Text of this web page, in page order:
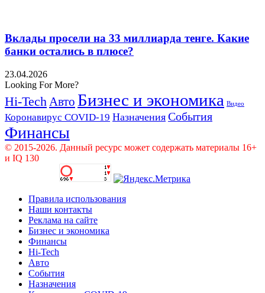
Вклады просели на 33 миллиарда тенге. Какие
банки остались в плюсе?
23.04.2026
Looking For More?
Hi-Tech Авто Бизнес и экономика Видео
Коронавирус COVID-19 Назначения События
Финансы
© 2015-2026. Данный ресурс может содержать материалы 16+
и IQ 130
Правила использования
Наши контакты
Реклама на сайте
Бизнес и экономика
Финансы
Hi-Tech
Авто
События
Назначения